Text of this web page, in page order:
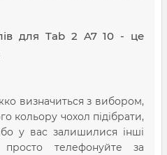
для Tab 2 A7 10 - це
визначиться з вибором,
кольору чохол підібрати,
у вас залишилися інші
телефонуйте за